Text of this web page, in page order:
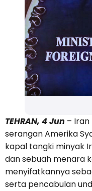
TEHRAN, 4 Jun –
serangan Amerika
kapal tangki minyak
dan sebuah menara
menyifatkannya
serta pencabulan